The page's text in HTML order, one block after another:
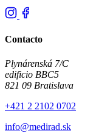
Contacto
Plynárenská 7/C
edificio BBC5
821 09 Bratislava
+421 2 2102 0702
info@medirad.sk